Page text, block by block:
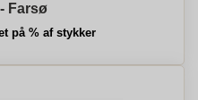
Farsø
på % af stykker